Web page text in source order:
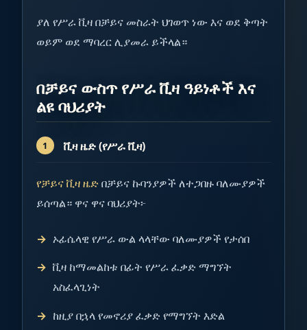
ያለ የሥራ ቪዛ በቻይና መስራት ህገወጥ ነው እና ወደ ቅጣት
ወይም ወደ ማባረር ሊያመራ ይችላል።
በቻይና ውስጥ የሥራ ቪዛ ዓይነቶች እና
ልዩ ባህሪያት
ቪዛ ዜድ (የሥራ ቪዛ)
የቻይና ቪዛ ዜድበቻይና ኩባንያዎች ለተጋበዙ ባለሙያዎች
ይሰጣል። ዋና ዋና ባህሪያት፦
ኦፊሴላዊ የሥራ ውል ላላቸው ባለሙያዎች የታሰበ
ቪዛ ከማመልከቱ በፊት የሥራ ፈቃድ ማግኘት
አስፈላጊነት
ከዚያ በኋላ የመኖሪያ ፈቃድ የማግኘት እድል